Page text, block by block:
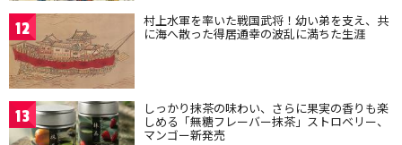
12 村上水軍を率いた戦国武将！幼い弟を支え、共
に海へ散った得居通幸の波乱に満ちた生涯
13 しっかり抹茶の味わい、さらに果実の香りも楽
しめる「無糖フレーバー抹茶」ストロベリー、
マンゴー新発売